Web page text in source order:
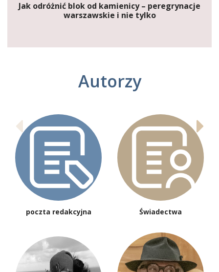
Jak odróżnić blok od kamienicy – peregrynacje
warszawskie i nie tylko
Autorzy
poczta redakcyjna Świadectwa